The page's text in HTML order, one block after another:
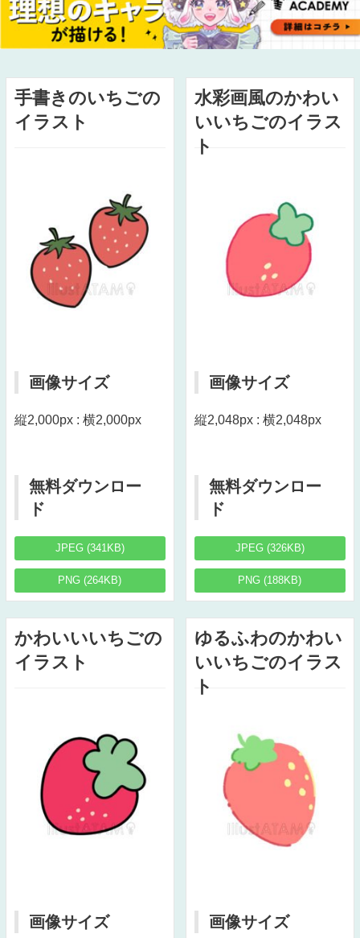
手書きのいちごの
イラスト
画像サイズ
縦2,000px : 横2,000px
無料ダウンロー
ド
JPEG (341KB)
PNG (264KB)
水彩画風のかわい
いいちごのイラス
ト
画像サイズ
縦2,048px : 横2,048px
無料ダウンロー
ド
JPEG (326KB)
PNG (188KB)
かわいいいちごの
イラスト
画像サイズ
ゆるふわのかわい
いいちごのイラス
ト
画像サイズ